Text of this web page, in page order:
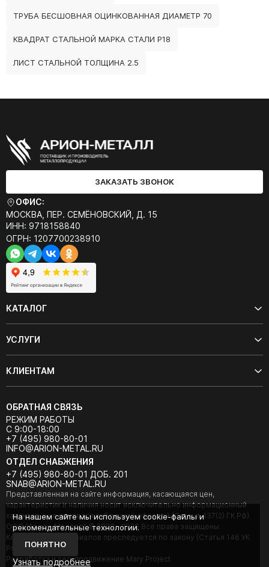
ТРУБА БЕСШОВНАЯ ОЦИНКОВАННАЯ ДИАМЕТР 70
КВАДРАТ СТАЛЬНОЙ МАРКА СТАЛИ Р18
ЛИСТ СТАЛЬНОЙ ТОЛЩИНА 2.5
ЗАКАЗАТЬ ЗВОНОК
ОФИС:
МОСКВА, ПЕР. СЕМЁНОВСКИЙ, Д. 15
ИНН: 9718158840
ОГРН: 1207700238910
КАТАЛОГ
УСЛУГИ
КЛИЕНТАМ
ОБРАТНАЯ СВЯЗЬ
РЕЖИМ РАБОТЫ
С 9:00-18:00
+7 (495) 980-80-01
INFO@ARION-METAL.RU
ОТДЕЛ СНАБЖЕНИЯ
+7 (495) 980-80-01 ДОБ. 201
SNAB@ARION-METAL.RU
Представленная на сайте информация, касающаяся цен,
характеристик и наличия носит исключительно информационный
характер и не является публичной офертой (Статья 437(2) ГК РФ).
ООО "Арион-Металл" © 2020 - 2026 Все права защищены.
Копирование материалов преследуется по закону (Статья 146 УК
РФ).
Разработка и seo-продвижение Mary Project
На нашем сайте мы используем cookie-файлы и
рекомендательные технологии.
ПОНЯТНО
Узнать подробнее